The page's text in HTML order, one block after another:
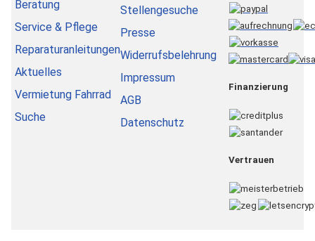
Beratung
Service & Pflege
Reparaturanleitungen
Aktuelles
Vermietung Fahrrad
Suche
Stellengesuche
Presse
Widerrufsbelehrung
Impressum
AGB
Datenschutz
Finanzierung
Vertrauen